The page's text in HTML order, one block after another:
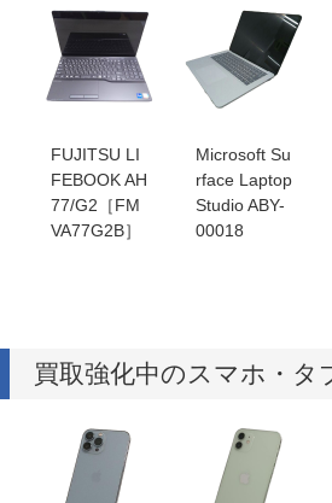
FUJITSU LI
FEBOOK AH
77/G2［FM
VA77G2B］
Microsoft Su
rface Laptop
Studio ABY-
00018
買取強化中のスマホ・タ